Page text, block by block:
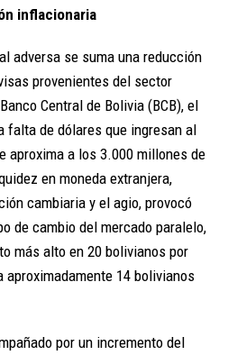
inflacionaria
adversa se suma una reducción
provenientes del sector
Central de Bolivia (BCB), el
falta de dólares que ingresan al
aproxima a los 3.000 millones de
en moneda extranjera,
cambiaria y el agio, provocó
de cambio del mercado paralelo,
más alto en 20 bolivianos por
aproximadamente 14 bolivianos
por un incremento del